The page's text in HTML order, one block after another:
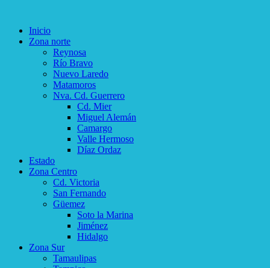
Inicio
Zona norte
Reynosa
Río Bravo
Nuevo Laredo
Matamoros
Nva. Cd. Guerrero
Cd. Mier
Miguel Alemán
Camargo
Valle Hermoso
Díaz Ordaz
Estado
Zona Centro
Cd. Victoria
San Fernando
Güemez
Soto la Marina
Jiménez
Hidalgo
Zona Sur
Tamaulipas